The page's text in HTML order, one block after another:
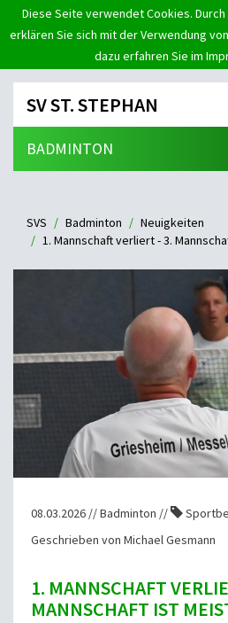
Diese Seite verwendet Cookies.
erklären Sie sich mit der Verwendung
dazu erfahren Sie im
SV ST. STEPHAN
BADMINTON
SVS Badminton
Neuigkeiten
1. Mannschaft verliert - 3.
08.03.2026 // Badminton //
Geschrieben von Michael Gesmann
1. MANNSCHAFT
MANNSCHAFT IST